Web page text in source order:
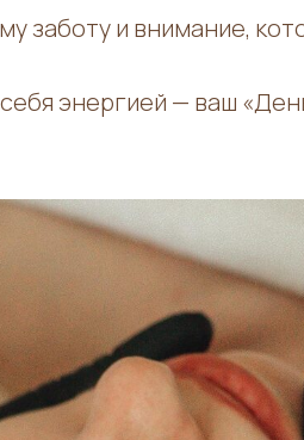
заботу и внимание,
энергией — ваш